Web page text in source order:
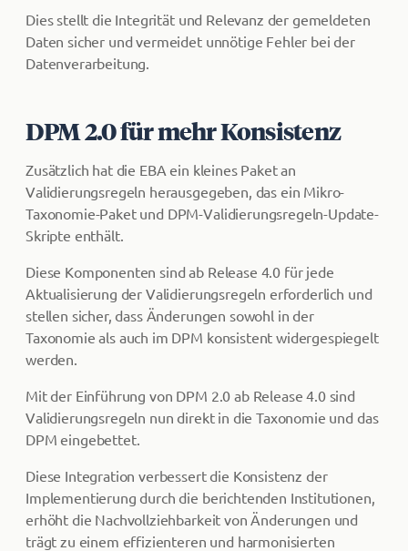
Dies stellt die Integrität und Relevanz der gemeldeten
Daten sicher und vermeidet unnötige Fehler bei der
Datenverarbeitung.
DPM 2.0 für mehr Konsistenz
Zusätzlich hat die EBA ein kleines Paket an
Validierungsregeln herausgegeben, das ein Mikro-
Taxonomie-Paket und DPM-Validierungsregeln-Update-
Skripte enthält.
Diese Komponenten sind ab Release 4.0 für jede
Aktualisierung der Validierungsregeln erforderlich und
stellen sicher, dass Änderungen sowohl in der
Taxonomie als auch im DPM konsistent widergespiegelt
werden.
Mit der Einführung von DPM 2.0 ab Release 4.0 sind
Validierungsregeln nun direkt in die Taxonomie und das
DPM eingebettet.
Diese Integration verbessert die Konsistenz der
Implementierung durch die berichtenden Institutionen,
erhöht die Nachvollziehbarkeit von Änderungen und
trägt zu einem effizienteren und harmonisierten